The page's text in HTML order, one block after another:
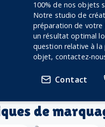
100% de nos objets
Notre studio de
préparation de
un résultat optimal
question relative à
objet, contactez-
Contact
de